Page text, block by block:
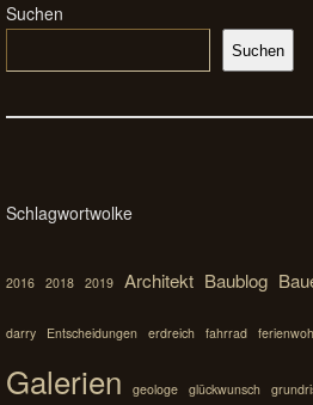
Suchen
Suchen
Schlagwortwolke
2016 2018 2019 Architekt Baublog
darry Entscheidungen erdreich fahrrad
Galerien
geologe glückwunsch